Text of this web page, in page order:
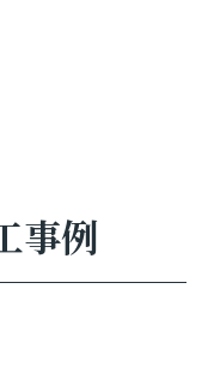
事例